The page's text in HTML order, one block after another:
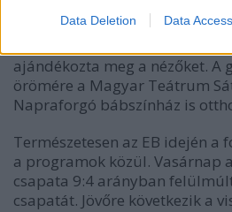
Data Deletion Data Access
sem hiányozhattak. A GG Tánc
ajándékozta meg a nézőket. A
örömére a Magyar Teátrum
Napraforgó bábszínház is
Természetesen az EB idején a
a programok közül. Vasárnap
csapata 9:4 arányban
csapatát. Jövőre következik a